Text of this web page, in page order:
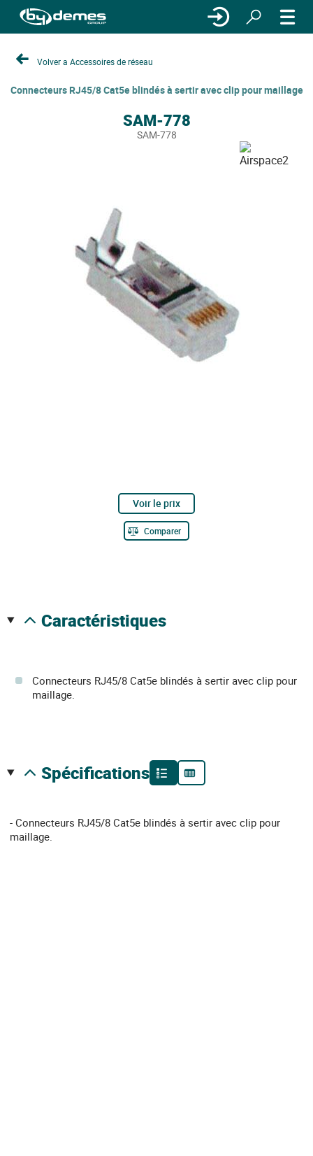
Volver a Accessoires de réseau
Connecteurs RJ45/8 Cat5e blindés à sertir avec clip pour maillage
SAM-778
SAM-778
Voir le prix
Comparer
caractéristiques
Connecteurs RJ45/8 Cat5e blindés à sertir avec clip pour
maillage.
spécifications
- Connecteurs RJ45/8 Cat5e blindés à sertir avec clip pour
maillage.